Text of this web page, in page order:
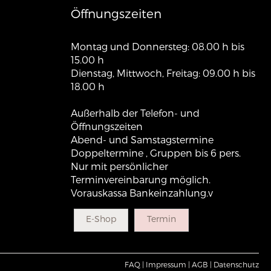
Öffnungszeiten
Montag und Donnersteg: 08.00 h bis
15.00 h
Dienstag, Mittwoch, Freitag: 09.00 h bis
18.00 h
Außerhalb der Telefon- und
Öffnungszeiten
Abend- und Samstagstermine
Doppeltermine , Gruppen bis 6 pers.
Nur mit persönlicher
Terminvereinbarung möglich.
Vorauskassa Bankeinzahlung.v
E-Shop Termin
FAQ | Impressum | AGB | Datenschutz